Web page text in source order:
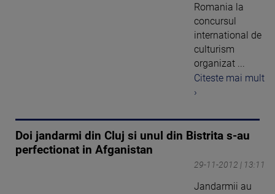
Romania la
concursul
international de
culturism
organizat ...
Citeste mai mult
›
Doi jandarmi din Cluj si unul din Bistrita s-au
perfectionat in Afganistan
29-11-2012 | 13:11
Jandarmii au